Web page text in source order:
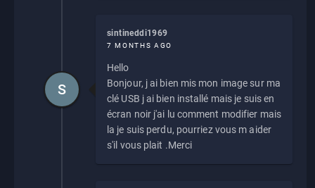
sintineddi1969
7 MONTHS AGO
Hello
Bonjour, j ai bien mis mon image sur ma
clé USB j ai bien installé mais je suis en
écran noir j'ai lu comment modifier mais
la je suis perdu, pourriez vous m aider
s'il vous plait .Merci
S